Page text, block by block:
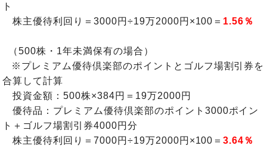
ト
株主優待利回り＝3000円÷19万2000円×100＝ 1.56％
（500株・1年未満保有の場合）
※プレミアム優待倶楽部のポイントとゴルフ場割引券を
合算して計算
投資金額：500株×384円＝19万2000円
優待品：プレミアム優待倶楽部のポイント3000ポイン
ト＋ゴルフ場割引券4000円分
株主優待利回り＝7000円÷19万2000円×100＝3.64％